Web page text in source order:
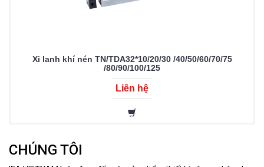
Xi lanh khí nén TN/TDA32*10/20/30 /40/50/60/70/75
/80/90/100/125
Liên hệ
CHÚNG TÔI